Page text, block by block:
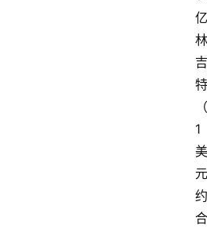
亿
林
吉
特
（
1
美
元
约
合